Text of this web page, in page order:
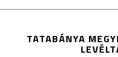
TATABÁNYA